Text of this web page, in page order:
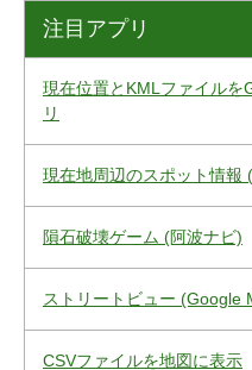
注目アプリ
現在位置とKMLファイル
リ
現在地周辺のスポット情報
隕石破壊ゲーム (阿波ナビ)
ストリートビュー (Google
CSVファイルを地図に表示